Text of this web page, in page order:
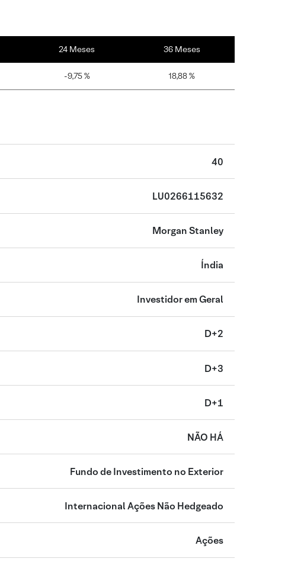
24 Meses 36 Meses
-9,75 % 18,88 %
40
LU0266115632
Morgan Stanley
Índia
Investidor em Geral
D+2
D+3
D+1
NÃO HÁ
Fundo de Investimento no Exterior
Internacional Ações Não Hedgeado
Ações